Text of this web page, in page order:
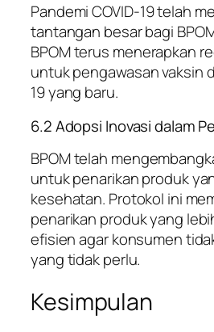
Pandemi COVID-19 telah
tantangan besar bagi
BPOM terus menerapkan
untuk pengawasan vaksin
19 yang baru.
6.2 Adopsi Inovasi dalam
BPOM telah
untuk penarikan produk
kesehatan. Protokol ini
penarikan produk yang
efisien agar konsumen
yang tidak perlu.
Kesimpulan